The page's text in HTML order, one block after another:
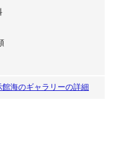
海のギャラリーの詳細